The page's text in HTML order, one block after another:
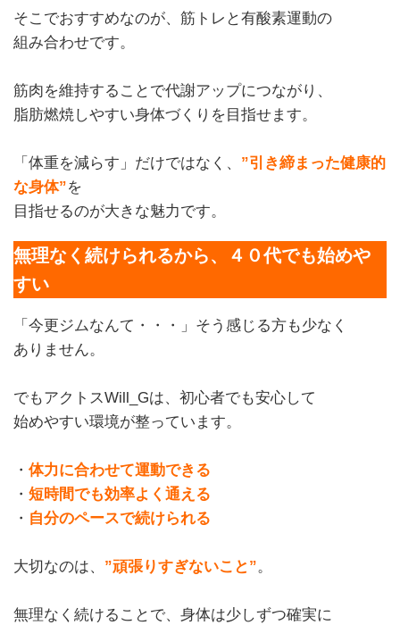
そこでおすすめなのが、筋トレと有酸素運動の
組み合わせです。
筋肉を維持することで代謝アップにつながり、
脂肪燃焼しやすい身体づくりを目指せます。
「体重を減らす」だけではなく、 ”引き締まった健康的
な身体”を
目指せるのが大きな魅力です。
無理なく続けられるから、４０代でも始めや
すい
「今更ジムなんて・・・」そう感じる方も少なく
ありません。
でもアクトスWill_Gは、初心者でも安心して
始めやすい環境が整っています。
・ 体力に合わせて運動できる
・ 短時間でも効率よく通える
・ 自分のペースで続けられる
大切なのは、 ”頑張りすぎないこと”。
無理なく続けることで、身体は少しずつ確実に